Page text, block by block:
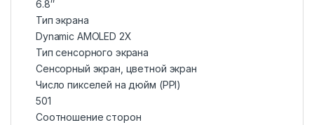
6.8″
Тип экрана
Dynamic AMOLED 2X
Тип сенсорного экрана
Сенсорный экран, цветной экран
Число пикселей на дюйм (PPI)
501
Соотношение сторон